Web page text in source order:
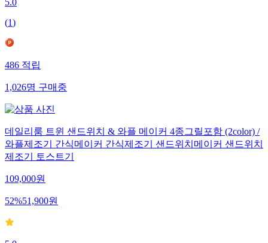
5.0
(1)
486적립
1,026명구매중
데일리룸 트윈 샌드위치 & 와플 메이커 4종그릴포함 (2color) /
와플제조기 간식메이커 간식제조기 샌드위치메이커 샌드위치
제조기 토스트기
109,000원
52%51,900원